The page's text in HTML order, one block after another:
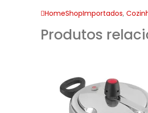
HomeShopImportados,
Produtos